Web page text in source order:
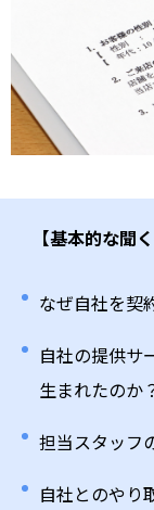
【基本的な聞
なぜ自社を契
自社の提供サ
生まれたのか
担当スタッフ
自社とのやり